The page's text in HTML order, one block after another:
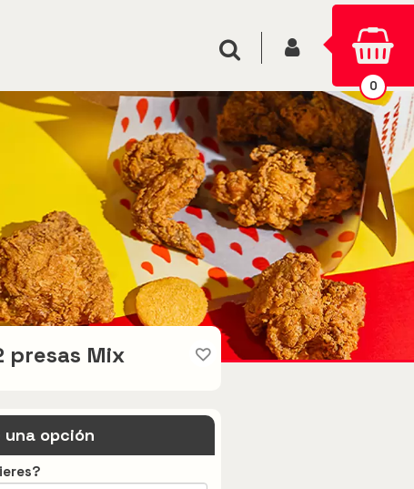
INICIAR SESIÓN
0
presas Mix
opción